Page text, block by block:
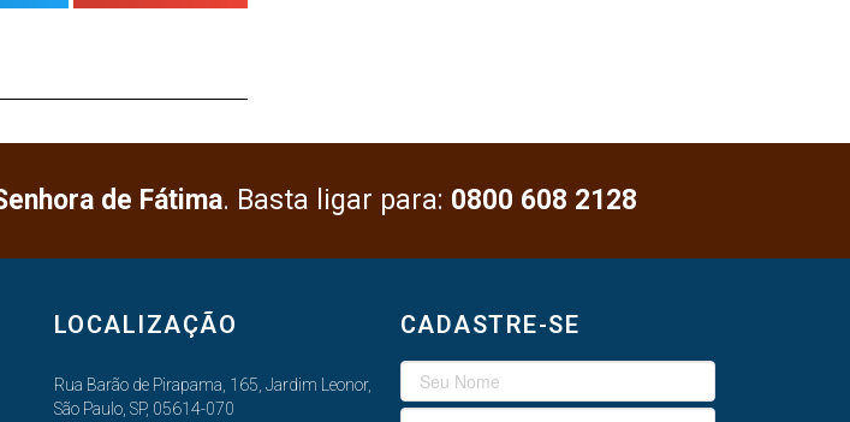
de Fátima. Basta ligar para: 0800 608 2128
LOCALIZAÇÃO
Rua Barão de Pirapama, 165, Jardim Leonor,
São Paulo, SP, 05614-070
CADASTRE-SE